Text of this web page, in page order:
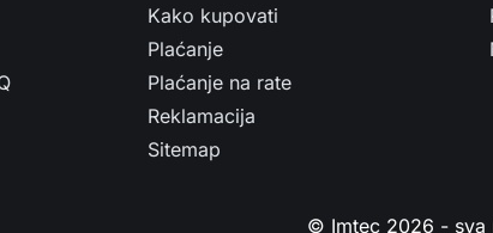
Kako kupovati
Plaćanje
Plaćanje na rate
Reklamacija
Sitemap
© Imtec 2026 - sva